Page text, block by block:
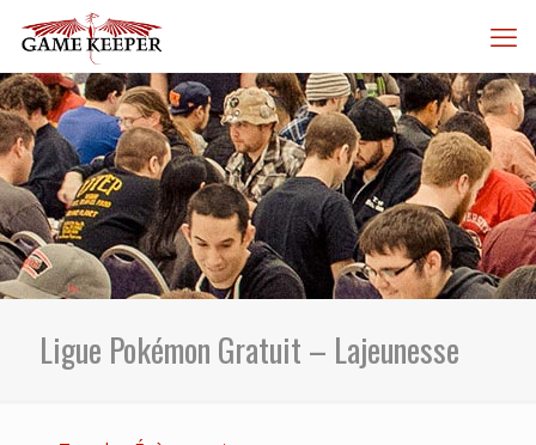
Ligue Pokémon Gratuit – Lajeunesse